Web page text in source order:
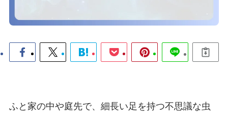
ふと家の中や庭先で、細長い足を持つ不思議な虫